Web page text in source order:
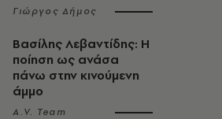
Γιώργος Δήμος
Βασίλης Λεβαντίδης: Η
ποίηση ως ανάσα
πάνω στην κινούμενη
άμμο
A.V. Team